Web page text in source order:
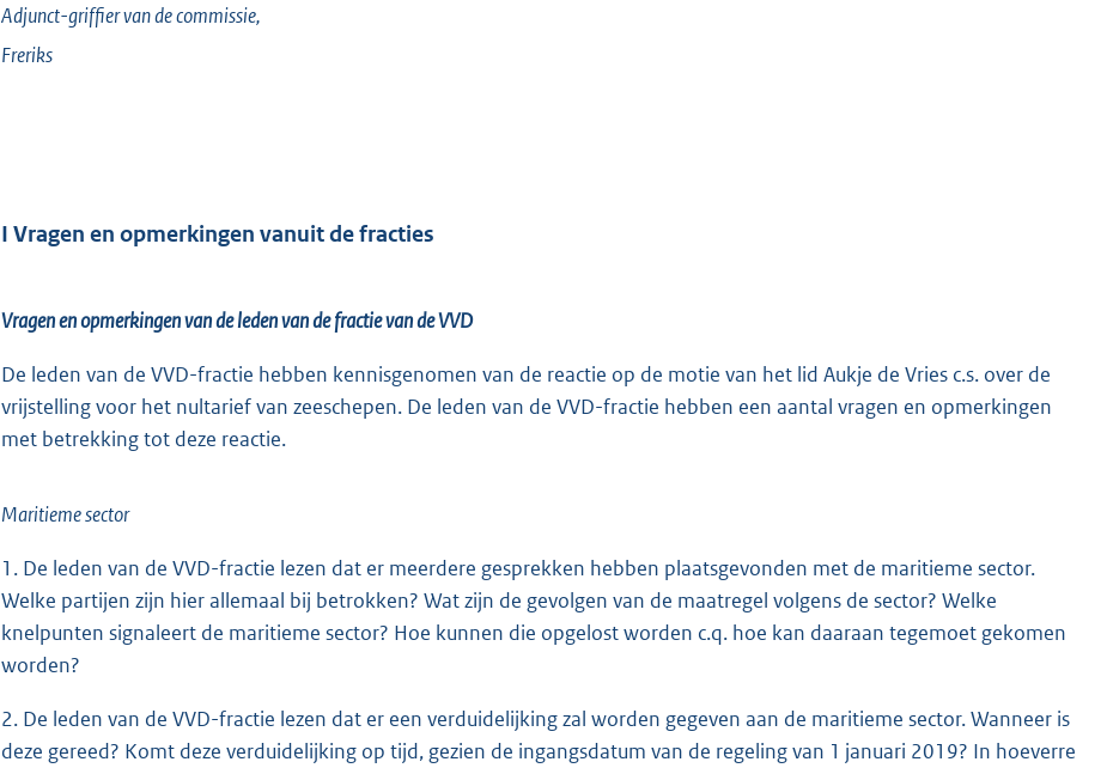
Adjunct-griffier van de commissie,
Freriks
I Vragen en opmerkingen vanuit de fracties
Vragen en opmerkingen van de leden van de fractie van de VVD
De leden van de VVD-fractie hebben kennisgenomen van de reactie op de motie van het lid Aukje de Vries c.s. over de
vrijstelling voor het nultarief van zeeschepen. De leden van de VVD-fractie hebben een aantal vragen en opmerkingen
met betrekking tot deze reactie.
Maritieme sector
1. De leden van de VVD-fractie lezen dat er meerdere gesprekken hebben plaatsgevonden met de maritieme sector.
Welke partijen zijn hier allemaal bij betrokken? Wat zijn de gevolgen van de maatregel volgens de sector? Welke
knelpunten signaleert de maritieme sector? Hoe kunnen die opgelost worden c.q. hoe kan daaraan tegemoet gekomen
worden?
2. De leden van de VVD-fractie lezen dat er een verduidelijking zal worden gegeven aan de maritieme sector. Wanneer is
deze gereed? Komt deze verduidelijking op tijd, gezien de ingangsdatum van de regeling van 1 januari 2019? In hoeverre